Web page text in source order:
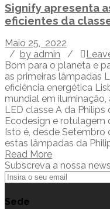
Signify apresenta
eficientes da
Maio 25, 2022
/ by admin /
Bom para o planeta e
as primeiras lâmpadas
eficiência energética
mundial em
LED classe A da
Ecodesign e rotulagem
Isto é, desde
estas lâmpadas da
Read More
Subscreva a nossa
Sede